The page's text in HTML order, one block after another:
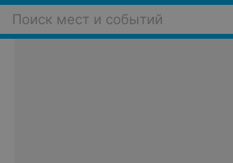
Поиск мест и событий